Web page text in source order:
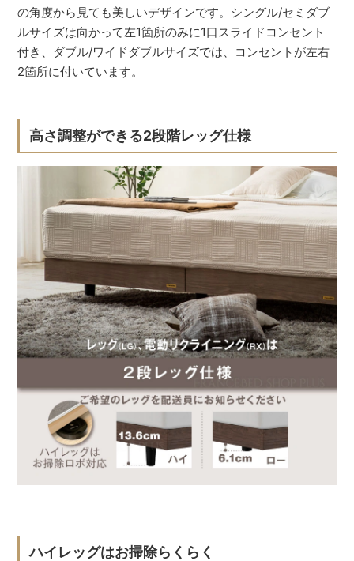
の角度から見ても美しいデザインです。シングル/セミダブ
ルサイズは向かって左1箇所のみに1口スライドコンセント
付き、ダブル/ワイドダブルサイズでは、コンセントが左右
2箇所に付いています。
高さ調整ができる2段階レッグ仕様
ハイレッグはお掃除らくらく